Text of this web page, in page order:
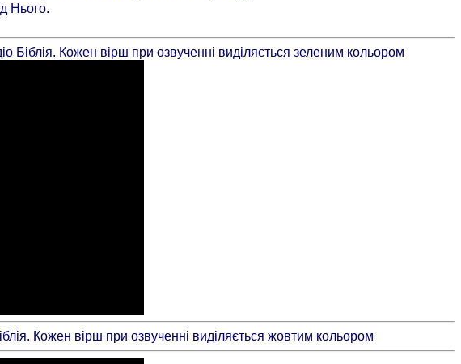
Нього.
Біблія. Кожен вірш при озвученні виділяється зеленим кольором
Кожен вірш при озвученні виділяється жовтим кольором